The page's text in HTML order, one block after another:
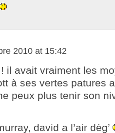
2010 at 15:42
il avait vraiment les
à ses vertes patures
peux plus tenir son
david a l’air dèg’